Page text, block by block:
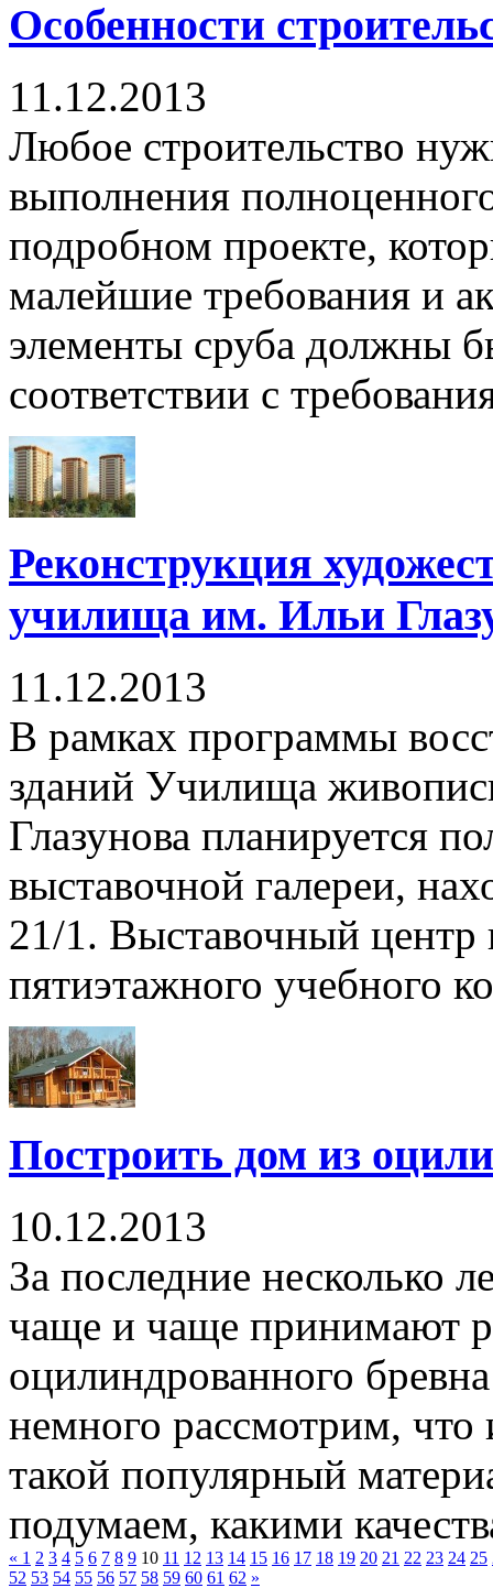
Особенности
11.12.2013
Любое строительство
выполнения
подробном проекте,
малейшие требования и
элементы сруба должны
соответствии с
Реконструкция
училища им. Ильи
11.12.2013
В рамках программы
зданий Училища
Глазунова планируется
выставочной галереи,
21/1. Выставочный центр
пятиэтажного учебного
Построить дом из
10.12.2013
За последние несколько
чаще и чаще принимают
оцилиндрованного
немного рассмотрим, что
такой популярный
подумаем, какими
« 1 2 3 4 5 6 7 8 9 10 11 12 13 14 15 16 17 18 19 20 21 22 23 24 25
52 53 54 55 56 57 58 59 60 61 62 »